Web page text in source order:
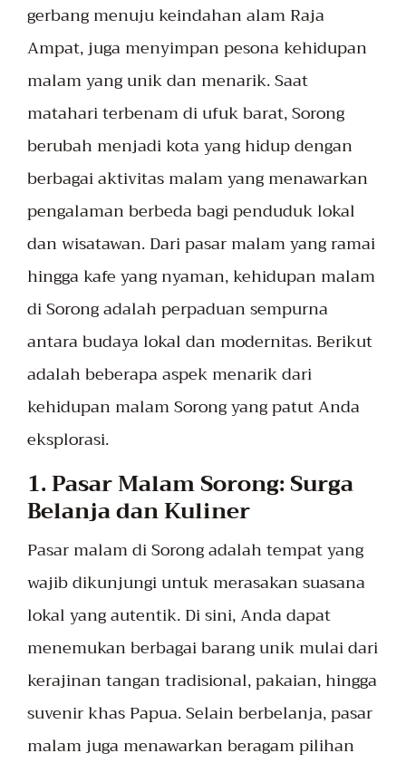
gerbang menuju keindahan alam Raja
Ampat, juga menyimpan pesona kehidupan
malam yang unik dan menarik. Saat
matahari terbenam di ufuk barat, Sorong
berubah menjadi kota yang hidup dengan
berbagai aktivitas malam yang menawarkan
pengalaman berbeda bagi penduduk lokal
dan wisatawan. Dari pasar malam yang ramai
hingga kafe yang nyaman, kehidupan malam
di Sorong adalah perpaduan sempurna
antara budaya lokal dan modernitas. Berikut
adalah beberapa aspek menarik dari
kehidupan malam Sorong yang patut Anda
eksplorasi.
1. Pasar Malam Sorong: Surga
Belanja dan Kuliner
Pasar malam di Sorong adalah tempat yang
wajib dikunjungi untuk merasakan suasana
lokal yang autentik. Di sini, Anda dapat
menemukan berbagai barang unik mulai dari
kerajinan tangan tradisional, pakaian, hingga
suvenir khas Papua. Selain berbelanja, pasar
malam juga menawarkan beragam pilihan